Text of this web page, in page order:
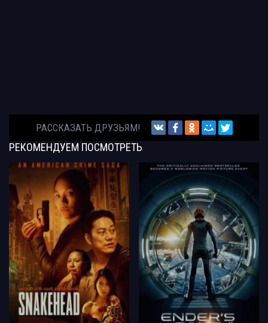
РАССКАЗАТЬ ДРУЗЬЯМ!
РЕКОМЕНДУЕМ ПОСМОТРЕТЬ